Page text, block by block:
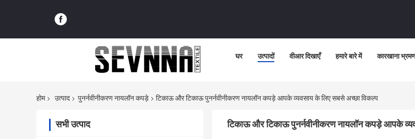
घर उत्पादों वीआर दिखाएँ हमारे बारे में कारखाना
होम उत्पाद पुनर्नवीनीकरण नायलॉन कपड़े टिकाऊ और टिकाऊ पुनर्नवीनीकरण नायलॉन कपड़े आपके व्यवसाय के लिए सबसे अच्छा विकल्प
सभी उत्पाद टिकाऊ और टिकाऊ पुनर्नवीनीकरण नायलॉन कपड़े आपके